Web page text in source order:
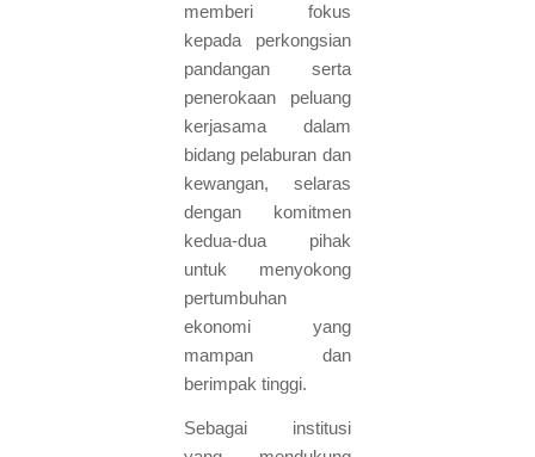
memberi fokus
kepada perkongsian
pandangan serta
penerokaan peluang
kerjasama dalam
bidang pelaburan dan
kewangan, selaras
dengan komitmen
kedua-dua pihak
untuk menyokong
pertumbuhan
ekonomi yang
mampan dan
berimpak tinggi.
Sebagai institusi